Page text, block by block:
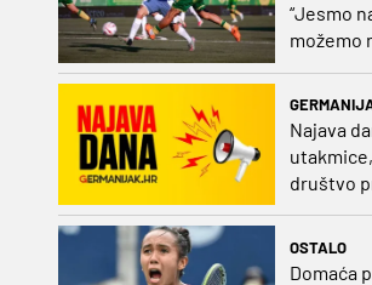
“Jesmo
možemo
sam danas“
Najava
društvo
početak
OSTALO
Domaća